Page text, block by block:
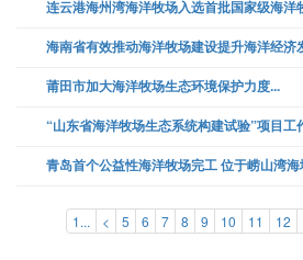
海南省有效推动海洋牧场建设提升海洋经济
莆田市加大海洋牧场生态环境保护力度...
青岛首个公益性海洋牧场完工 位于崂山湾海
1... < 5 6 7 8 9 10 11 12